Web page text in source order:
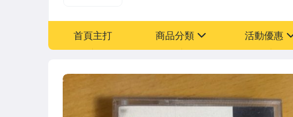
首頁主打 商品分類 活動優惠